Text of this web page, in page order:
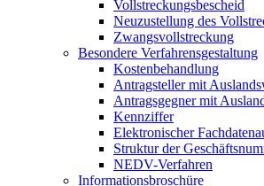
Vollstreckungsbescheid
Neuzustellung des
Zwangsvollstreckung
Besondere Verfahrensgestaltung
Kostenbehandlung
Antragsteller mit
Antragsgegner mit
Kennziffer
Elektronischer
Struktur der
NEDV-Verfahren
Informationsbroschüre